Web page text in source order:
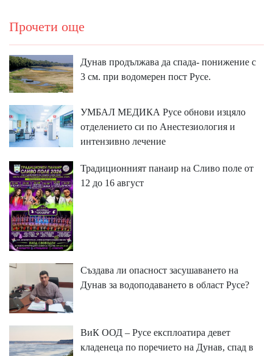
Прочети още
Дунав продължава да спада- понижение с
3 см. при водомерен пост Русе.
УМБАЛ МЕДИКА Русе обнови изцяло
отделението си по Анестезиология и
интензивно лечение
Традиционният панаир на Сливо поле от
12 до 16 август
Създава ли опасност засушаването на
Дунав за водоподаването в област Русе?
ВиК ООД – Русе експлоатира девет
кладенеца по поречието на Дунав, спад в